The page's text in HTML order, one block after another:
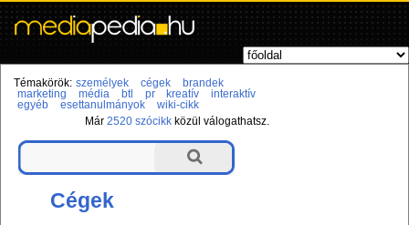
Témakörök: személyek cégek
brandek
marketing
média btl pr kreatív
interaktív
egyéb
esettanulmányok
wiki-cikk
Már2520 szócikk közül válogathatsz.
Cégek